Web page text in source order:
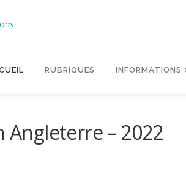
RUBRIQUES INFORMATIONS
Angleterre – 2022